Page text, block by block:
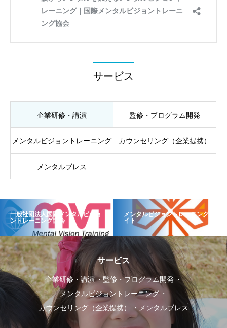
サービス
企業研修・講演 監修・プログラム開発
メンタルビジョントレーニング カウンセリング（企業提携）
メンタルブレス
一般社団法人国際メンタルビジョ
ントレーニング協会
メンタルビジョントレーニングサ
イト
サービス
企業研修・講演
監修・プログラム開発
メンタルビジョントレーニング
カウンセリング（企業提携）
メンタルブレス